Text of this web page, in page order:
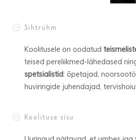
Sihtrühm
Koolitusele on oodatud
teised pereliikmed-lähedased
spetsialistid: õpetajad,
huviringide juhendajad,
Koolituse sisu